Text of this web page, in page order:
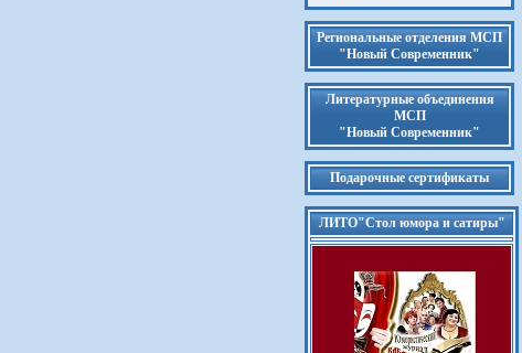
Региональные отделения МСП
"Новый Современник"
Литературные объединения
МСП
"Новый Современник"
Подарочные сертификаты
ЛИТО"Стол юмора и сатиры"